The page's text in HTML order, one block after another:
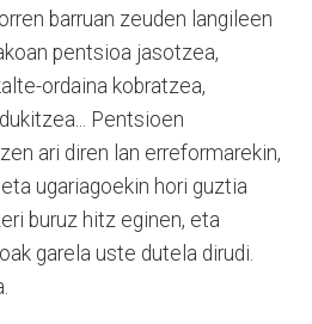
barruan zeuden langileen
pentsioa jasotzea,
ordaina kobratzea,
Pentsioen
ari diren lan erreformarekin,
ugariagoekin hori guztia
buruz hitz eginen, eta
garela uste dutela dirudi.